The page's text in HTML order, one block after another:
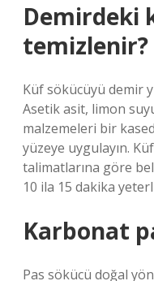
Demirdeki
temizlenir?
Küf sökücüyü demir
Asetik asit, limon
malzemeleri bir
yüzeye uygulayın.
talimatlarına göre
10 ila 15 dakika
Karbonat
Pas sökücü doğal